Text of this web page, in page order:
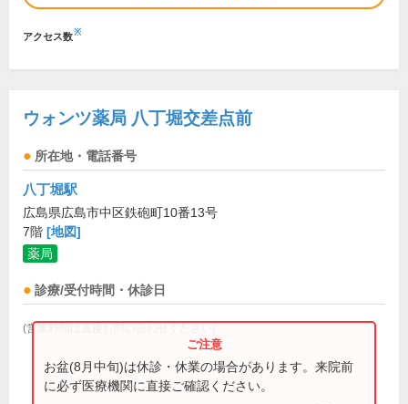
アクセス数※
ウォンツ薬局 八丁堀交差点前
所在地・電話番号
八丁堀駅
広島県広島市中区鉄砲町10番13号
7階 [地図]
薬局
診療/受付時間・休診日
(営業時間は直接お問い合わせください)
お盆(8月中旬)は休診・休業の場合があります。来院前
に必ず医療機関に直接ご確認ください。